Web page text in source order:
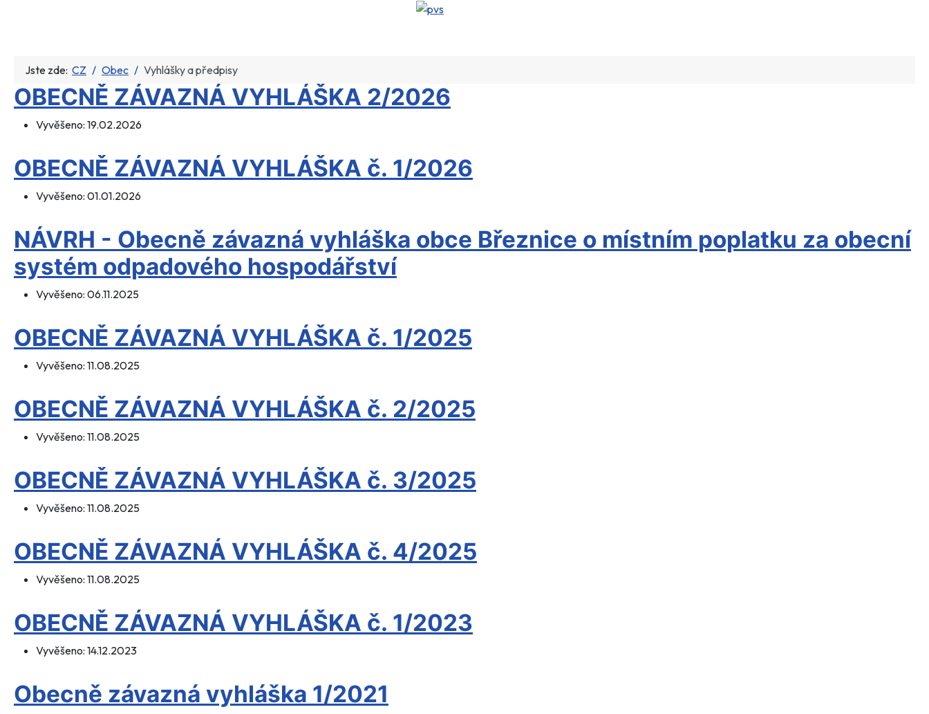
Jste zde: CZ Obec Vyhlášky a předpisy
OBECNĚ ZÁVAZNÁ VYHLÁŠKA 2/2026
Vyvěšeno: 19.02.2026
OBECNĚ ZÁVAZNÁ VYHLÁŠKA č. 1/2026
Vyvěšeno: 01.01.2026
NÁVRH - Obecně závazná vyhláška obce Březnice o místním poplatku za obecní
systém odpadového hospodářství
Vyvěšeno: 06.11.2025
OBECNĚ ZÁVAZNÁ VYHLÁŠKA č. 1/2025
Vyvěšeno: 11.08.2025
OBECNĚ ZÁVAZNÁ VYHLÁŠKA č. 2/2025
Vyvěšeno: 11.08.2025
OBECNĚ ZÁVAZNÁ VYHLÁŠKA č. 3/2025
Vyvěšeno: 11.08.2025
OBECNĚ ZÁVAZNÁ VYHLÁŠKA č. 4/2025
Vyvěšeno: 11.08.2025
OBECNĚ ZÁVAZNÁ VYHLÁŠKA č. 1/2023
Vyvěšeno: 14.12.2023
Obecně závazná vyhláška 1/2021